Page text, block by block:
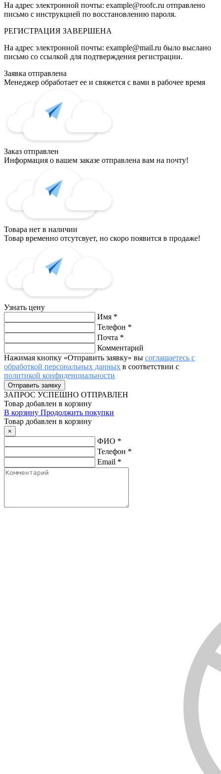
На адрес электронной почты: example@roofc.ru отправлено
письмо с инструкцией по восстановлению пароля.
РЕГИСТРАЦИЯ ЗАВЕРШЕНА
На адрес электронной почты: example@mail.ru было выслано
письмо со ссылкой для подтверждения регистрации.
Заявка отправлена
Менеджер обработает ее и свяжется с вами в рабочее время
Заказ отправлен
Информация о вашем заказе отправлена вам на почту!
Товара нет в наличии
Товар временно отсутсвует, но скоро появится в продаже!
Узнать цену
Имя *
Телефон *
Почта *
Комментарий
Нажимая кнопку «Отправить заявку» вы соглашаетесь с
обработкой персональных данных в соответствии с
политикой конфиденциальности
ЗАПРОС УСПЕШНО ОТПРАВЛЕН
Товар добавлен в корзину
В корзину Продолжить покупки
Товар добавлен в корзину
×
ФИО *
Телефон *
Email *